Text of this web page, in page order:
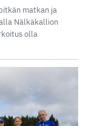
matkan ja
Nälkäkallion
olla